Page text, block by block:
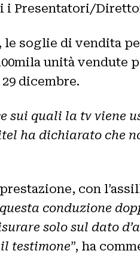
i Presentatori/
le soglie di vendita
unità vendute
dicembre.
sui quali la tv viene
ha dichiarato che
con
conduzione
solo sul dato
testimone”, ha